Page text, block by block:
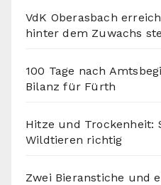
VdK Oberasbach
hinter dem Zuwachs
100 Tage nach
Bilanz für Fürth
Hitze und Trockenheit:
Wildtieren richtig
Zwei Bieranstiche und